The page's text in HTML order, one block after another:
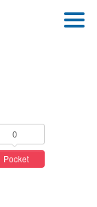
0
Pocket